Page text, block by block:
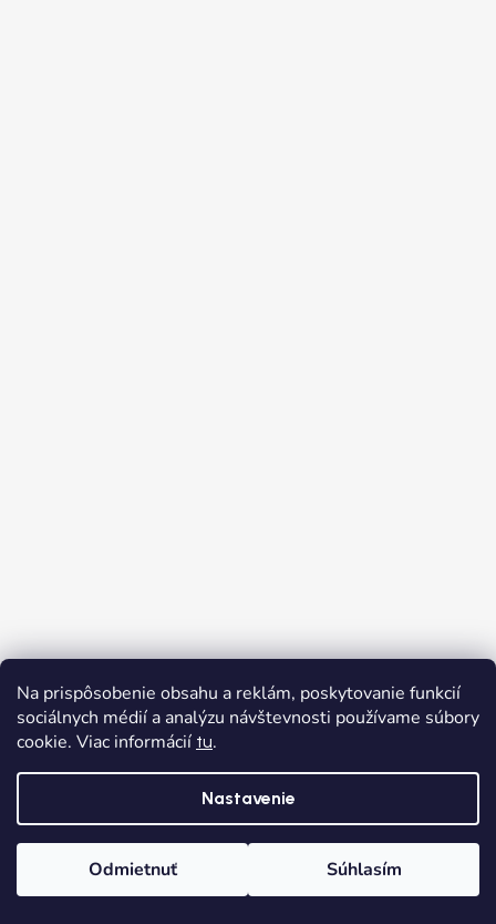
Na prispôsobenie obsahu a reklám, poskytovanie funkcií
sociálnych médií a analýzu návštevnosti používame súbory
cookie. Viac informácií tu.
Nastavenie
Odmietnuť Súhlasím
Sledovať na Instagrame